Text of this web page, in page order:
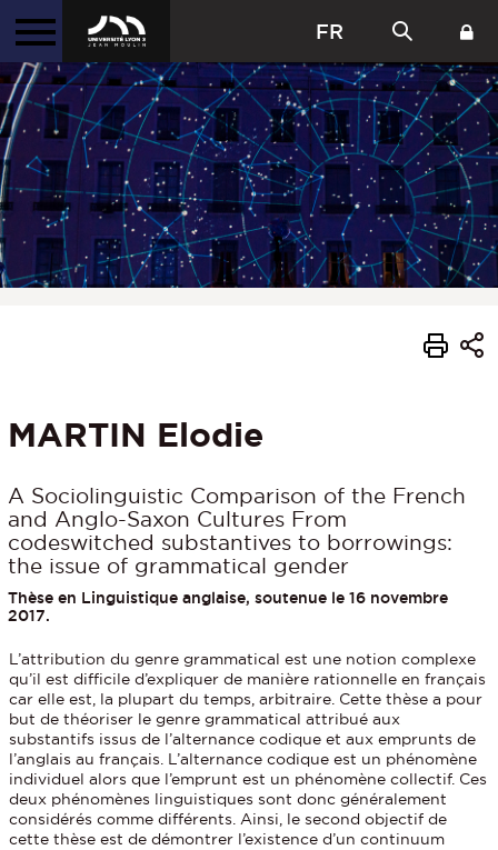
FR
MARTIN Elodie
A Sociolinguistic Comparison of the French
and Anglo-Saxon Cultures From
codeswitched substantives to borrowings:
the issue of grammatical gender
Thèse en Linguistique anglaise, soutenue le 16 novembre
2017.
L’attribution du genre grammatical est une notion complexe
qu’il est difficile d’expliquer de manière rationnelle en français
car elle est, la plupart du temps, arbitraire. Cette thèse a pour
but de théoriser le genre grammatical attribué aux
substantifs issus de l’alternance codique et aux emprunts de
l’anglais au français. L’alternance codique est un phénomène
individuel alors que l’emprunt est un phénomène collectif. Ces
deux phénomènes linguistiques sont donc généralement
considérés comme différents. Ainsi, le second objectif de
cette thèse est de démontrer l’existence d’un continuum